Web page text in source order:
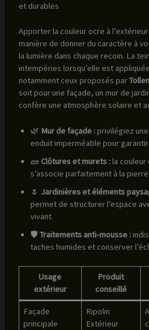
et durables
Apporter la couleur ocre à
manière de donner du caractère à
la lumière dans chaque recoin. La
intempéries lorsqu’elle est
notamment ceux proposés par
soit pour une façade, un mur de
confère une atmosphère solaire et
🌿 Mur de façade :privilégiez
enduit imperméable pour
🧱 Clôtures et murets :la couleur
s’associe parfaitement à la
🌷 Jardinières et éléments
permet de structurer l’espace
vivant.
🛡️ Traitements anti-mousse :
taches humides et conserver
Usage
extérieur
Produit
conseillé
Façade
principale
Ripolin
Extérieur